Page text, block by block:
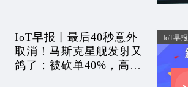
IoT早报丨最后40秒意外
取消！马斯克星舰发射又
鸽了；被砍单40%，高贵
IoT早报